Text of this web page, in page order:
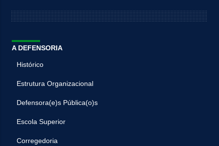
A DEFENSORIA
Histórico
Estrutura Organizacional
Defensora(e)s Pública(o)s
Escola Superior
Corregedoria